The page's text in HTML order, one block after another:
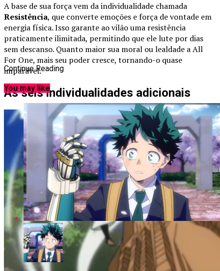
A base de sua força vem da individualidade chamada
Resistência, que converte emoções e força de vontade em
energia física. Isso garante ao vilão uma resistência
praticamente ilimitada, permitindo que ele lute por dias
sem descanso. Quanto maior sua moral ou lealdade a All
For One, mais seu poder cresce, tornando-o quase
imparável.
As seis individualidades adicionais
Continue Reading
You may like